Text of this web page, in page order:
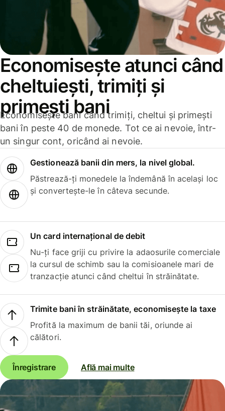
Economisește atunci când
cheltuiești, trimiți și
primești bani
Economisește bani când trimiți, cheltui și primești
bani în peste 40 de monede. Tot ce ai nevoie, într-
un singur cont, oricând ai nevoie.
Gestionează banii din mers, la nivel global.
Păstrează-ți monedele la îndemână în același loc
și convertește-le în câteva secunde.
Un card internațional de debit
Nu-ți face griji cu privire la adaosurile comerciale
la cursul de schimb sau la comisioanele mari de
tranzacție atunci când cheltui în străinătate.
Trimite bani în străinătate, economisește la taxe
Profită la maximum de banii tăi, oriunde ai
călători.
Înregistrare Află mai multe